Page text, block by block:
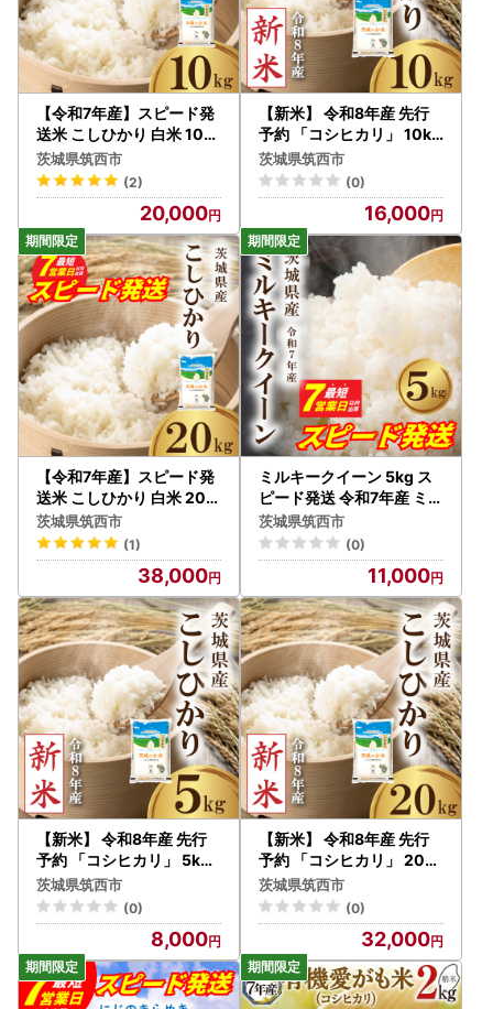
返礼品の再送はいたしかねます。
住民票が筑西市にある方は、返礼品の送付対象になりません
ので、あらかじめご了承ください。
●備考にご記入いただいても対応は致しかねます。
●※クール便対象 配送できない地域がございます※
・伊豆諸島：青ヶ島村（青ヶ島）・利島村（利島）・御蔵島
村（御蔵島）・式根島
・小笠原諸島：小笠原村（父島・母島・硫黄島・南鳥島な
ど）
【令和7年産】スピード発
送米 こしひかり 白米 10k
g [A-rin002]
茨城県筑西市
(2)
20,000
【新米】 令和8年産 先行
予約 「コシヒカリ」 10kg
｜ 新米
茨城県筑西市
(0)
16,000
【令和7年産】スピード発
送米 こしひかり 白米 20k
g [A-rin004]
茨城県筑西市
(1)
38,000
ミルキークイーン 5kg ス
ピード発送 令和7年産 ミル
キークイーン
茨城県筑西市
(0)
11,000
【新米】 令和8年産 先行
予約 「コシヒカリ」 5kg
｜ 新米
茨城県筑西市
(0)
8,000
【新米】 令和8年産 先行
予約 「コシヒカリ」 20kg
｜ 新米
茨城県筑西市
(0)
32,000